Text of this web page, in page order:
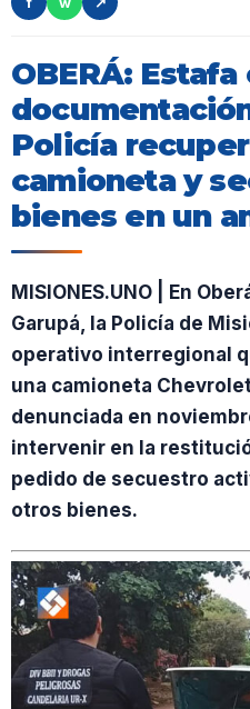
OBERÁ: Estafa
Policía
camioneta y
bienes en un
MISIONES.UNO | En
Garupá, la Policía de
operativo interregional
una camioneta
denunciada en
intervenir en la
pedido de secuestro
otros bienes.